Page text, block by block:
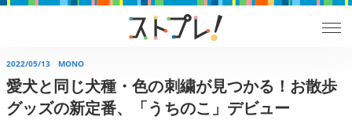
2022/05/13 MONO
愛犬と同じ犬種・色の刺繍が見つかる！お散歩
グッズの新定番、「うちのこ」デビュー